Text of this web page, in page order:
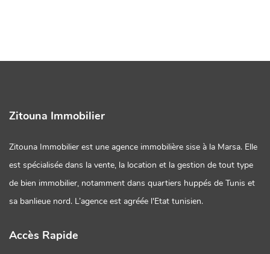
Zitouna Immobilier
Zitouna Immobilier est une agence immobilière sise à la Marsa. Elle
est spécialisée dans la vente, la location et la gestion de tout type
de bien immobilier, notamment dans quartiers huppés de Tunis et
sa banlieue nord. L’agence est agréée l'Etat tunisien.
Accès Rapide